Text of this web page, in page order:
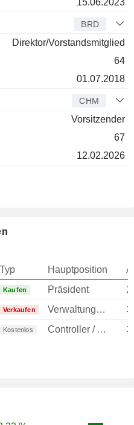
15.06.2023
BRD
Direktor/Vorstandsmitglied
64
01.07.2018
CHM
Vorsitzender
67
12.02.2026
Typ Hauptposition
Kaufen Präsident
Verkaufen Verwaltungsratsmitglied
Kostenlos Controller / Auditor